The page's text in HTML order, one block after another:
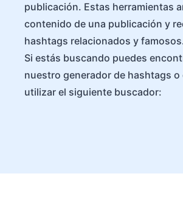
publicación. Estas herramientas
contenido de una publicación y
hashtags relacionados y
Si estás buscando puedes
nuestro generador de hashtags
utilizar el siguiente buscador: